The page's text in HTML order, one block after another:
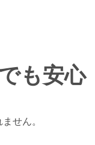
も安心
せん。